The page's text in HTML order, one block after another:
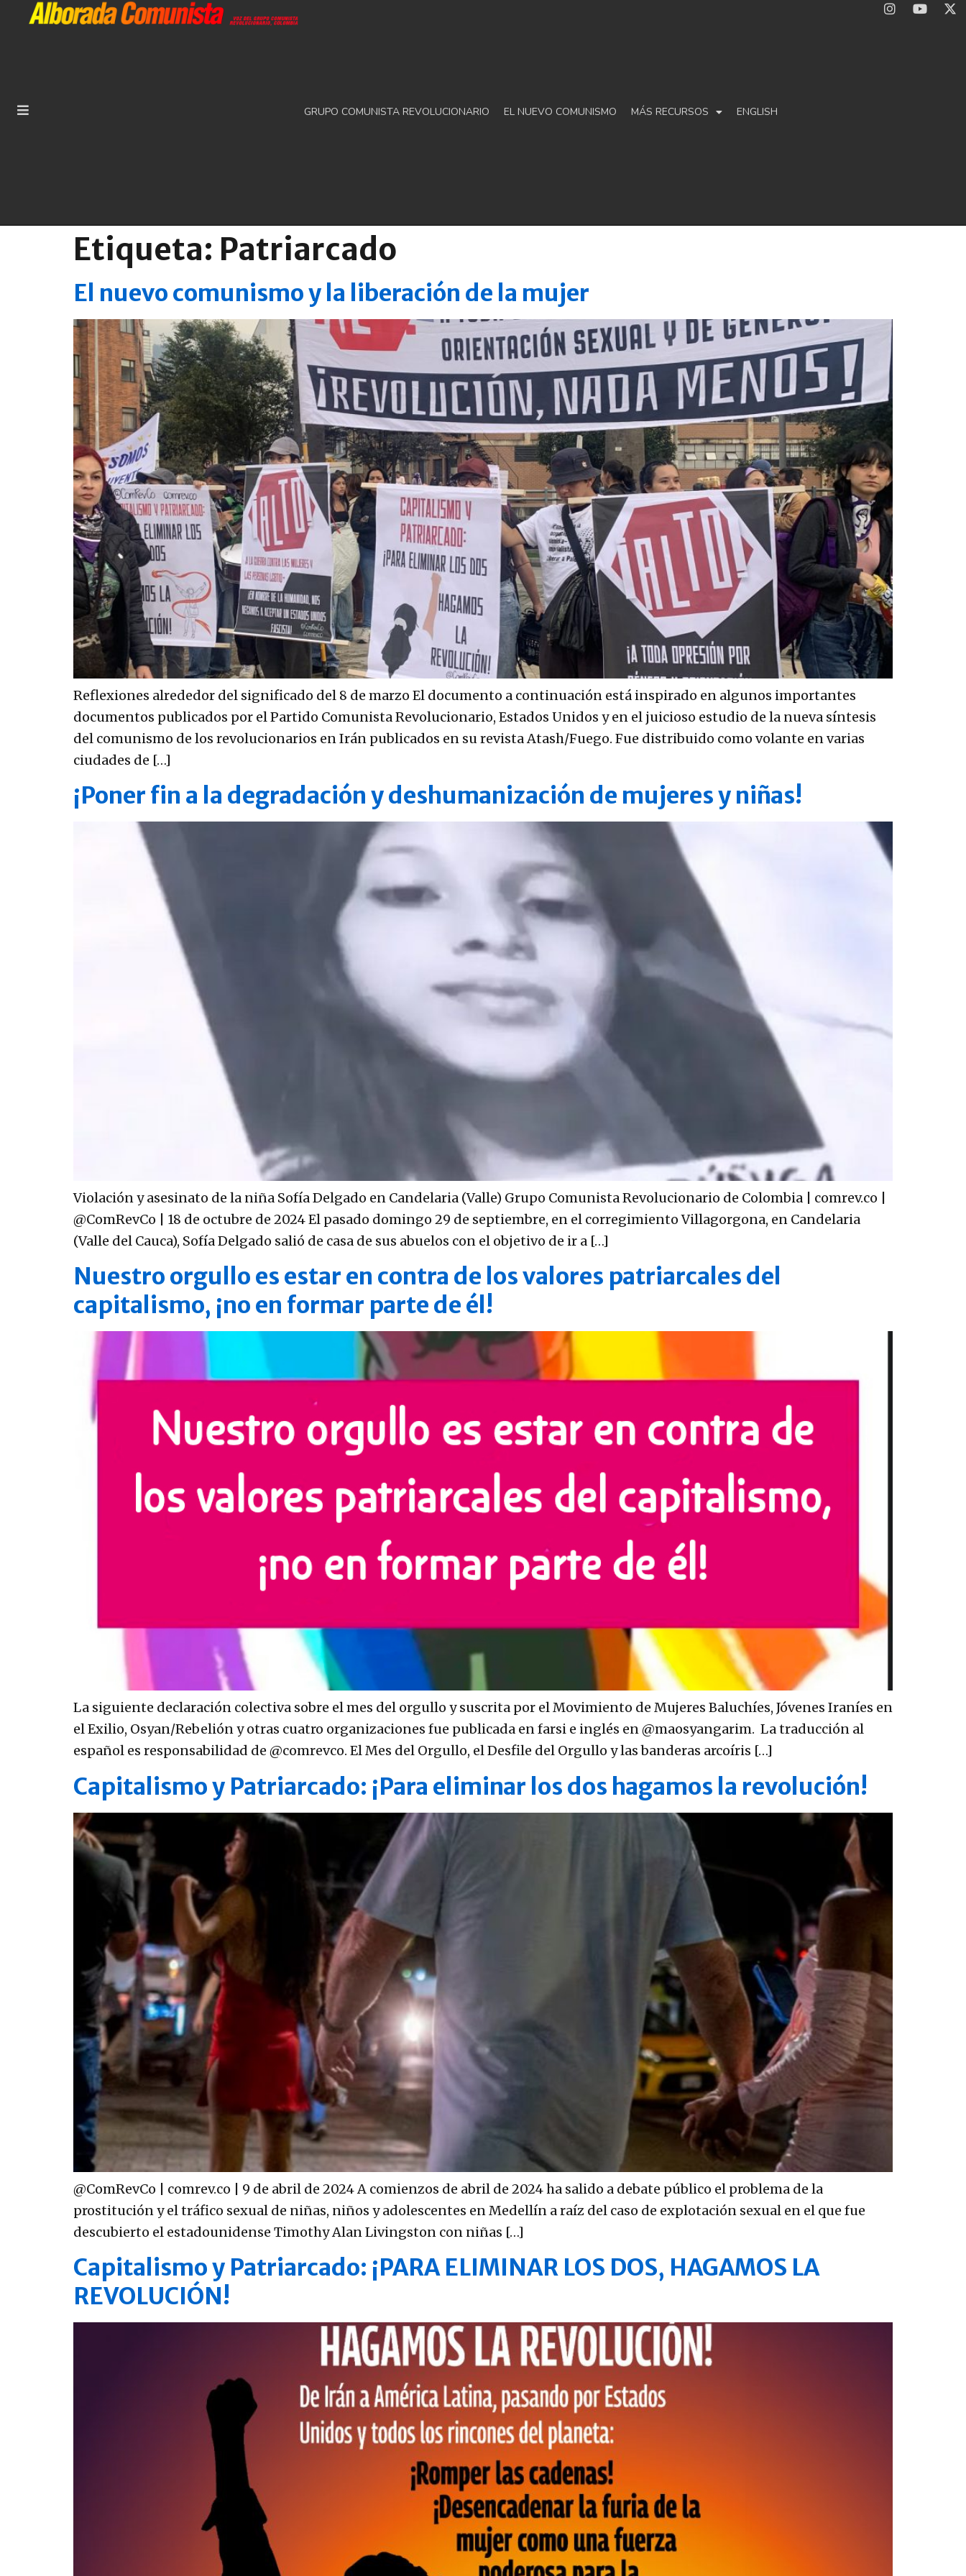
GRUPO COMUNISTA REVOLUCIONARIO EL NUEVO COMUNISMO MÁS RECURSOS ENGLISH
Etiqueta: Patriarcado
El nuevo comunismo y la liberación de la mujer
Reflexiones alrededor del significado del 8 de marzo El documento a continuación está inspirado en algunos importantes
documentos publicados por el Partido Comunista Revolucionario, Estados Unidos y en el juicioso estudio de la nueva síntesis
del comunismo de los revolucionarios en Irán publicados en su revista Atash/Fuego. Fue distribuido como volante en varias
ciudades de […]
¡Poner fin a la degradación y deshumanización de mujeres y niñas!
Violación y asesinato de la niña Sofía Delgado en Candelaria (Valle) Grupo Comunista Revolucionario de Colombia | comrev.co |
@ComRevCo | 18 de octubre de 2024 El pasado domingo 29 de septiembre, en el corregimiento Villagorgona, en Candelaria
(Valle del Cauca), Sofía Delgado salió de casa de sus abuelos con el objetivo de ir a […]
Nuestro orgullo es estar en contra de los valores patriarcales del
capitalismo, ¡no en formar parte de él!
La siguiente declaración colectiva sobre el mes del orgullo y suscrita por el Movimiento de Mujeres Baluchíes, Jóvenes Iraníes en
el Exilio, Osyan/Rebelión y otras cuatro organizaciones fue publicada en farsi e inglés en @maosyangarim. La traducción al
español es responsabilidad de @comrevco. El Mes del Orgullo, el Desfile del Orgullo y las banderas arcoíris […]
Capitalismo y Patriarcado: ¡Para eliminar los dos hagamos la revolución!
@ComRevCo | comrev.co | 9 de abril de 2024 A comienzos de abril de 2024 ha salido a debate público el problema de la
prostitución y el tráfico sexual de niñas, niños y adolescentes en Medellín a raíz del caso de explotación sexual en el que fue
descubierto el estadounidense Timothy Alan Livingston con niñas […]
Capitalismo y Patriarcado: ¡PARA ELIMINAR LOS DOS, HAGAMOS LA
REVOLUCIÓN!